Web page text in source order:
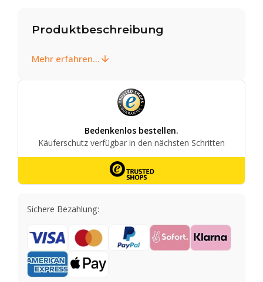
Produktbeschreibung
Mehr erfahren...
Sichere Bezahlung: